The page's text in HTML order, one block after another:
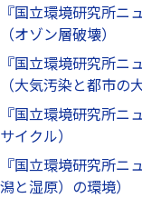
『国立環境研究所ニ
（オゾン層破壊）
『国立環境研究所ニ
（大気汚染と都市の
『国立環境研究所ニ
サイクル）
『国立環境研究所ニ
潟と湿原）の環境）